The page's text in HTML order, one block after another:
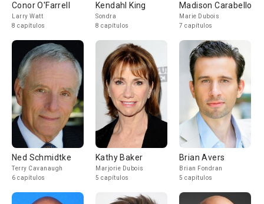
Conor O'Farrell
Larry Watt
8 capítulos
Kendahl King
Sondra
8 capítulos
Madison Carabello
Marie Dubois
7 capítulos
Ned Schmidtke
Terry Cavanaugh
6 capítulos
Kathy Baker
Marjorie Dubois
5 capítulos
Brian Avers
Brian Fondran
5 capítulos